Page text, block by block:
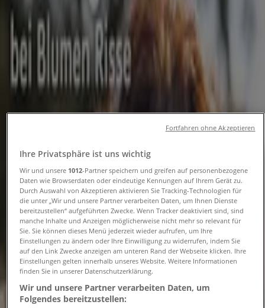
Blumen Risse Filiale | Hoffeldstr. 58,
Düsseldorf - Angebote,
Öffnungszeiten und
Telefonnummern
Blumen Risse | Hoffeldstr. 58
Karte
02116988666
Karte
02116988666
Angebote für Blumen Risse in
Düsseldorf
Ihre Privatsphäre ist uns wichtig
Wir und unsere 1012-Partner speichern und greifen auf personenbezogene
Daten wie Browserdaten oder eindeutige Kennungen auf Ihrem Gerät zu.
Durch Auswahl von Akzeptieren aktivieren Sie Tracking-Technologien für
die unter „Wir und unsere Partner verarbeiten Daten, um Ihnen Dienste
bereitzustellen“ aufgeführten Zwecke. Wenn Tracker deaktiviert sind, sind
manche Inhalte und Anzeigen möglicherweise nicht mehr so relevant für
Sie. Sie können dieses Menü jederzeit wieder aufrufen, um Ihre
Einstellungen zu ändern oder Ihre Einwilligung zu widerrufen, indem Sie
auf den Link Zwecke anzeigen am unteren Rand der Webseite klicken. Ihre
Einstellungen gelten innerhalb unseres Website. Weitere Informationen
finden Sie in unserer Datenschutzerklärung.
Wir und unsere Partner verarbeiten Daten, um
Folgendes bereitzustellen:
Fortfahren ohne Akzeptieren